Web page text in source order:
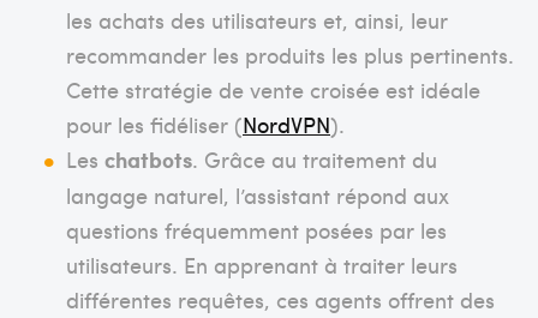
les achats des utilisateurs et, ainsi, leur
recommander les produits les plus pertinents.
Cette stratégie de vente croisée est idéale
pour les fidéliser (NordVPN).
Les chatbots. Grâce au traitement du
langage naturel, l’assistant répond aux
questions fréquemment posées par les
utilisateurs. En apprenant à traiter leurs
différentes requêtes, ces agents offrent des